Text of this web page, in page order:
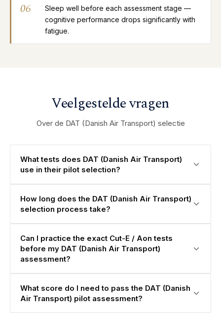
06
Sleep well before each assessment stage —
cognitive performance drops significantly with
fatigue.
Veelgestelde vragen
Over de DAT (Danish Air Transport) selectie
What tests does DAT (Danish Air Transport)
use in their pilot selection?
How long does the DAT (Danish Air Transport)
selection process take?
Can I practice the exact Cut-E / Aon tests
before my DAT (Danish Air Transport)
assessment?
What score do I need to pass the DAT (Danish
Air Transport) pilot assessment?